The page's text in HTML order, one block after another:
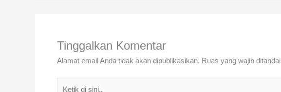
Tinggalkan Komentar
Alamat email Anda tidak akan dipublikasikan. Ruas yang wajib ditandai